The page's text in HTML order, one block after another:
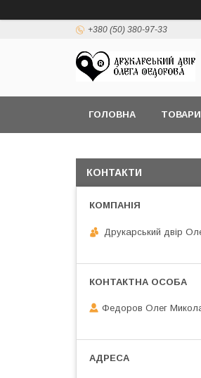
+380 (50) 380-97-33
ГОЛОВНА
КОНТАКТИ
Друкарський двір
Федоров Олег